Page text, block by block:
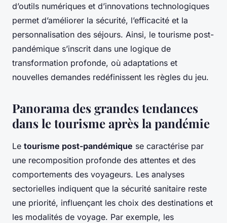
d’outils numériques et d’innovations technologiques
permet d’améliorer la sécurité, l’efficacité et la
personnalisation des séjours. Ainsi, le tourisme post-
pandémique s’inscrit dans une logique de
transformation profonde, où adaptations et
nouvelles demandes redéfinissent les règles du jeu.
Panorama des grandes tendances
dans le tourisme après la pandémie
Le tourisme post-pandémique se caractérise par
une recomposition profonde des attentes et des
comportements des voyageurs. Les analyses
sectorielles indiquent que la sécurité sanitaire reste
une priorité, influençant les choix des destinations et
les modalités de voyage. Par exemple, les